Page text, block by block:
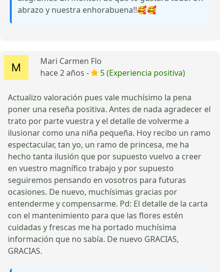
abrazo y nuestra enhorabuena!!🥰🥰
Mari Carmen Flo
hace 2 años -
5 (Experiencia positiva)
Actualizo valoración pues vale muchísimo la pena
poner una reseña positiva. Antes de nada agradecer el
trato por parte vuestra y el detalle de volverme a
ilusionar como una niña pequeña. Hoy recibo un ramo
espectacular, tan yo, un ramo de princesa, me ha
hecho tanta ilusión que por supuesto vuelvo a creer
en vuestro magnífico trabajo y por supuesto
seguiremos pensando en vosotros para futuras
ocasiones. De nuevo, muchísimas gracias por
entenderme y compensarme. Pd: El detalle de la carta
con el mantenimiento para que las flores estén
cuidadas y frescas me ha portado muchísima
información que no sabía. De nuevo GRACIAS,
GRACIAS.